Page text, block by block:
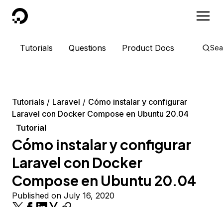
DigitalOcean
Tutorials Questions Product Docs
Tutorials Laravel
Cómo instalar y configurar
Laravel con Docker Compose en Ubuntu 20.04
Tutorial
Cómo instalar y configurar
Laravel con Docker
Compose en Ubuntu 20.04
Published on July 16, 2020